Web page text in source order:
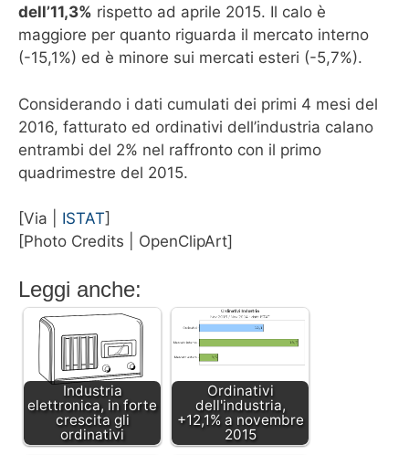
dell’11,3% rispetto ad aprile 2015. Il calo è
maggiore per quanto riguarda il mercato interno
(-15,1%) ed è minore sui mercati esteri (-5,7%).
Considerando i dati cumulati dei primi 4 mesi del
2016, fatturato ed ordinativi dell’industria calano
entrambi del 2% nel raffronto con il primo
quadrimestre del 2015.
[Via | ISTAT]
[Photo Credits | OpenClipArt]
Leggi anche:
Industria
elettronica, in forte
crescita gli
ordinativi
Ordinativi
dell'industria,
+12,1% a novembre
2015